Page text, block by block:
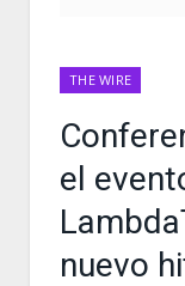
THE WIRE
el
nuevo